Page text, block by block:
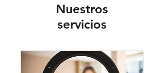
Nuestros
servicios